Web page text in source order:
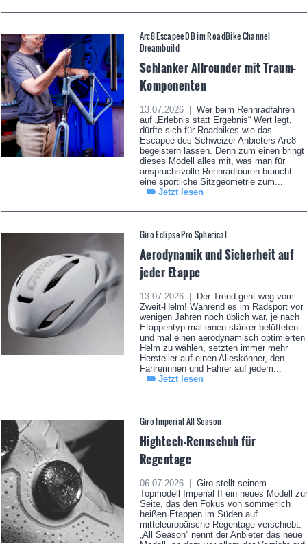
Arc8 Escapee DB im RoadBike Channel
Dreambuild
Schlanker Allrounder mit Traum-
Komponenten
13.07.2026 |
Wer beim Rennradfahren
auf „Erlebnis statt Ergebnis“ Wert legt,
dürfte sich für Roadbikes wie das
Escapee des Schweizer Anbieters Arc8
begeistern lassen. Denn zum einen bringt
dieses Modell alles mit, was man für
anspruchsvolle Rennradtouren braucht:
eine sportliche Sitzgeometrie zum...
Jetzt lesen
Giro Eclipse Pro Spherical
Aerodynamik und Sicherheit auf
jeder Etappe
13.07.2026 |
Der Trend geht weg vom
Zweit-Helm! Während es im Radsport vor
wenigen Jahren noch üblich war, je nach
Etappentyp mal einen stärker belüfteten
und mal einen aerodynamisch optimierten
Helm zu wählen, setzten immer mehr
Hersteller auf einen Alleskönner, den
Fahrerinnen und Fahrer auf jedem...
Jetzt lesen
Giro Imperial All Season
Hightech-Rennschuh für
Regentage
06.07.2026 |
Giro stellt seinem
Topmodell Imperial II ein neues Modell zur
Seite, das den Fokus von sommerlich
heißen Etappen im Süden auf
mitteleuropäische Regentage verschiebt.
„All Season“ nennt der Anbieter das neue